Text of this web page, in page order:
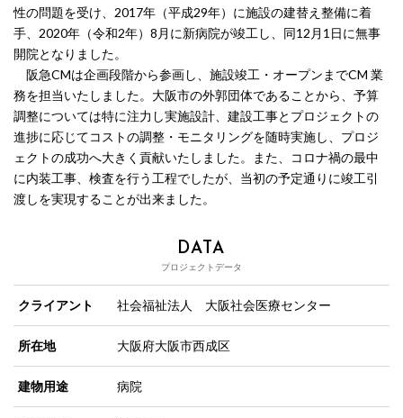
性の問題を受け、2017年（平成29年）に施設の建替え整備に着
手、2020年（令和2年）8月に新病院が竣工し、同12月1日に無事
開院となりました。
阪急CMは企画段階から参画し、施設竣工・オープンまでCM 業
務を担当いたしました。大阪市の外郭団体であることから、予算
調整については特に注力し実施設計、建設工事とプロジェクトの
進捗に応じてコストの調整・モニタリングを随時実施し、プロジ
ェクトの成功へ大きく貢献いたしました。また、コロナ禍の最中
に内装工事、検査を行う工程でしたが、当初の予定通りに竣工引
渡しを実現することが出来ました。
DATA
プロジェクトデータ
クライアント 社会福祉法人 大阪社会医療センター
所在地 大阪府大阪市西成区
建物用途 病院